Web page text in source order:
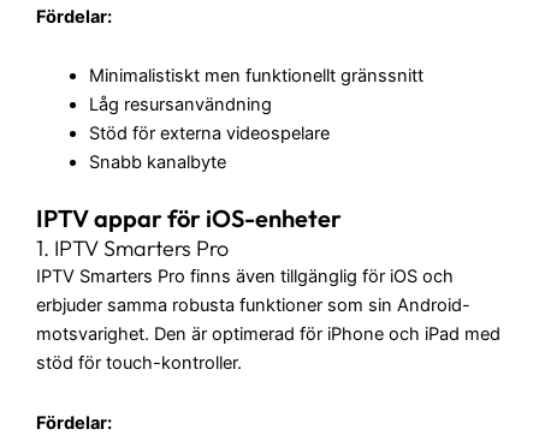
Fördelar:
Minimalistiskt men funktionellt gränssnitt
Låg resursanvändning
Stöd för externa videospelare
Snabb kanalbyte
IPTV appar för iOS-enheter
1. IPTV Smarters Pro
IPTV Smarters Pro finns även tillgänglig för iOS och
erbjuder samma robusta funktioner som sin Android-
motsvarighet. Den är optimerad för iPhone och iPad med
stöd för touch-kontroller.
Fördelar: